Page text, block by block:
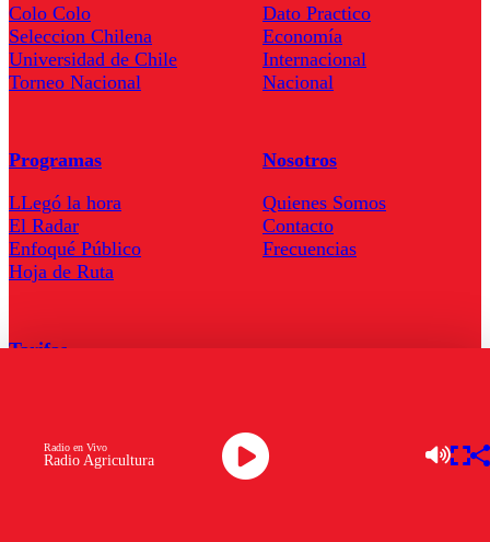
Radio Agricultura
Radio en Vivo
Colo Colo
Seleccion Chilena
Universidad de Chile
Torneo Nacional
Dato Practico
Economía
Internacional
Nacional
Programas
LLegó la hora
El Radar
Enfoqué Público
Hoja de Ruta
Nosotros
Quienes Somos
Contacto
Frecuencias
Tarifas